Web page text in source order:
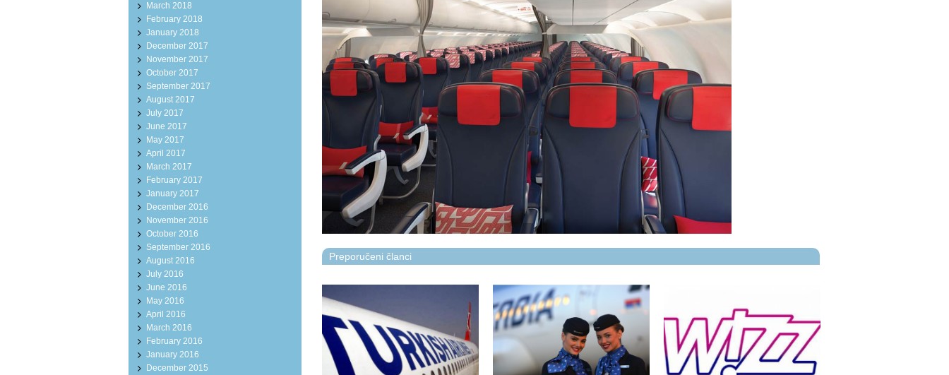
Preporučeni članci
March 2018
February 2018
January 2018
December 2017
November 2017
October 2017
September 2017
August 2017
July 2017
June 2017
May 2017
April 2017
March 2017
February 2017
January 2017
December 2016
November 2016
October 2016
September 2016
August 2016
July 2016
June 2016
May 2016
April 2016
March 2016
February 2016
January 2016
December 2015